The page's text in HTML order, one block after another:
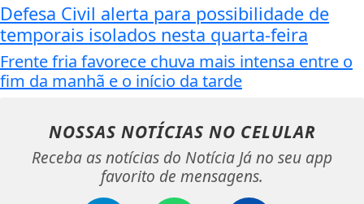
Defesa Civil alerta para possibilidade de
temporais isolados nesta quarta-feira
Frente fria favorece chuva mais intensa entre o
fim da manhã e o início da tarde
NOSSAS NOTÍCIAS NO CELULAR
Receba as notícias do Notícia Já no seu app
favorito de mensagens.